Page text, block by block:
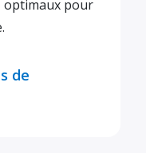
optimaux pour
de